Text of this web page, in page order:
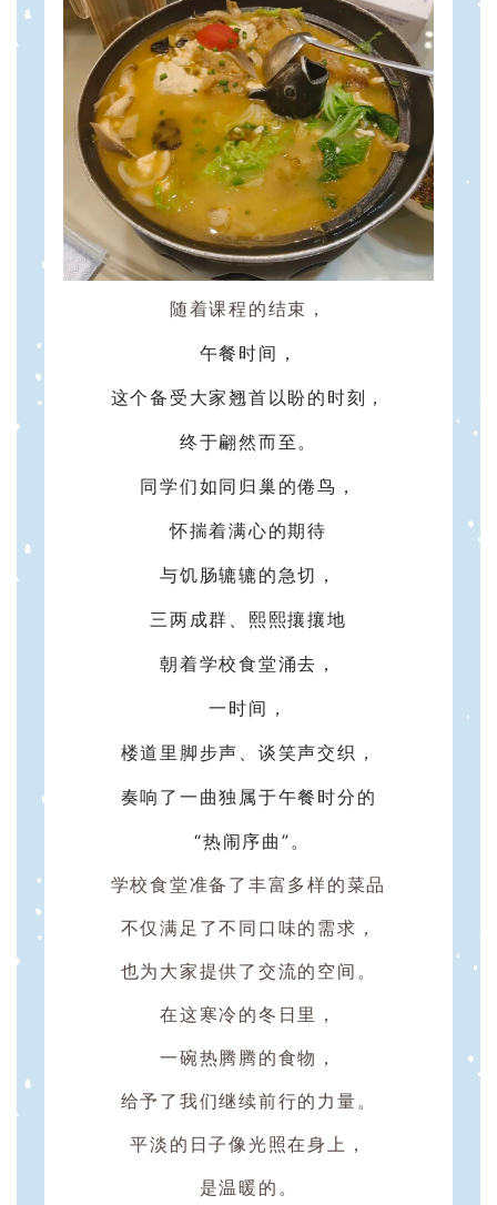
随着课程的结束，
午餐时间，
这个备受大家翘首以盼的时刻，
终于翩然而至。
同学们如同归巢的倦鸟，
怀揣着满心的期待
与饥肠辘辘的急切，
三两成群、熙熙攘攘地
朝着学校食堂涌去，
一时间，
楼道里脚步声、谈笑声交织，
奏响了一曲独属于午餐时分的
“热闹序曲”。
学校食堂准备了丰富多样的菜品
不仅满足了不同口味的需求，
也为大家提供了交流的空间。
在这寒冷的冬日里，
一碗热腾腾的食物，
给予了我们继续前行的力量。
平淡的日子像光照在身上，
是温暖的。